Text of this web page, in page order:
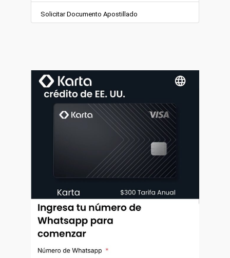
Solicitar Documento Apostillado